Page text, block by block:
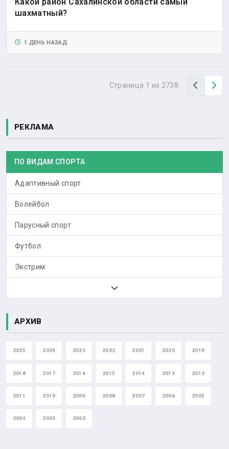
шахматный?
1 ДЕНЬ НАЗАД
Страница 1 из 2738 Назад
РЕКЛАМА
ПО ВИДАМ СПОРТА
Адаптивный спорт
Волейбол
Парусный спорт
Футбол
Экстрим
АРХИВ
2025 2024 2023 2022 2021 2020 2019
2018 2017 2016 2015 2014 2013 2012
2011 2010 2009 2008 2007 2006 2005
2004 2003 2002